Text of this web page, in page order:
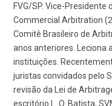
FVG/SP. Vice-Presidente
Commercial Arbitration
Comitê Brasileiro de
anos anteriores. Leciona
instituições.
juristas convidados pelo
revisão da Lei de
escritório L. O. Batista,